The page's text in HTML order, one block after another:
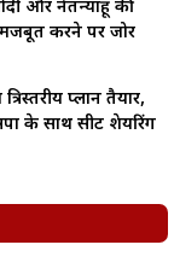
और नेतन्याहू की
करने पर जोर
प्लान तैयार,
के साथ सीट शेयरिंग